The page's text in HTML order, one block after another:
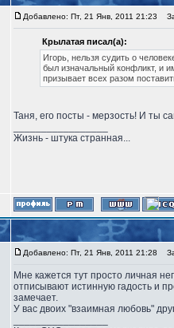
Добавлено: Пт, 21 Янв, 2011 21:23
Крылатая писал(а):
Игорь, нельзя судить о
был изначальный конфликт, и
призывает всех разом
Таня, его посты - мерзость! И ты
Жизнь - штука странная...
Добавлено: Пт, 21 Янв, 2011 21:28
Мне кажется тут просто личная
отписывают истинную гадость и
замечает.
У вас двоих "взаимная любовь"